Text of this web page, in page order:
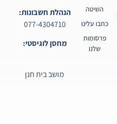
השיטה
כתבו עלינו
פרסומות
שלנו
הנהלת חשבונות:
077-4304710
מחסן לוגיסטי:
מושב בית חנן